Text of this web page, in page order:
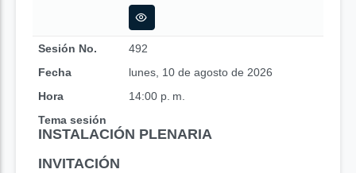
Sesión No.
492
Fecha
lunes, 10 de agosto de 2026
Hora
14:00 p. m.
Tema sesión
INSTALACIÓN PLENARIA
INVITACIÓN